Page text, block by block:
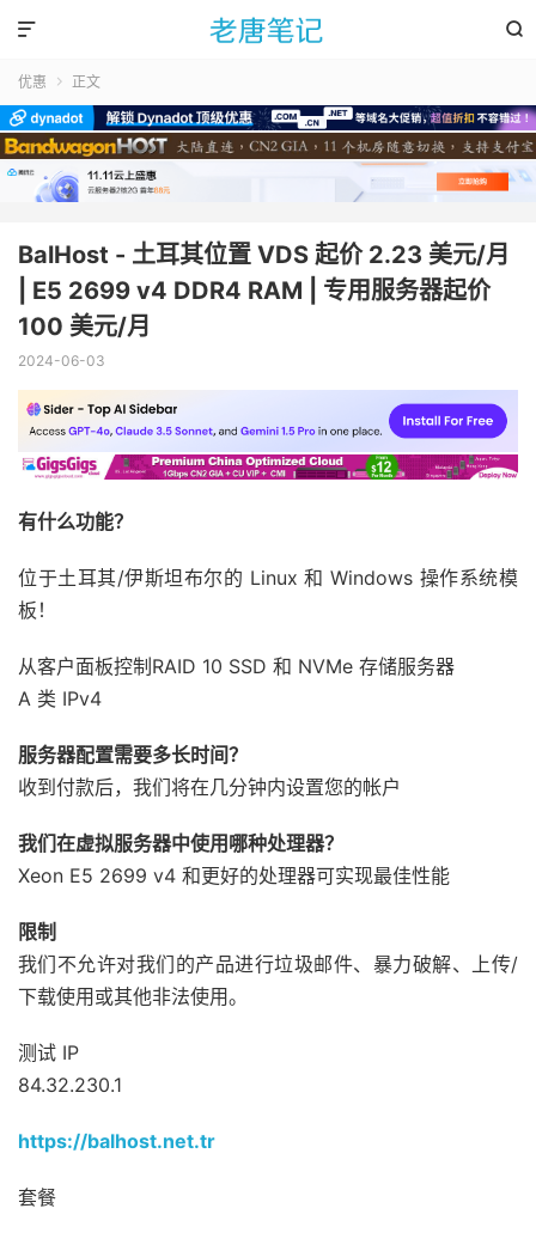


优惠  正文
BalHost - 土耳其位置 VDS 起价 2.23 美元/月
| E5 2699 v4 DDR4 RAM | 专用服务器起价
100 美元/月
2024-06-03
有什么功能？
位于土耳其/伊斯坦布尔的 Linux 和 Windows 操作系统模
板！
从客户面板控制RAID 10 SSD 和 NVMe 存储服务器
A 类 IPv4
服务器配置需要多长时间？
收到付款后，我们将在几分钟内设置您的帐户
我们在虚拟服务器中使用哪种处理器？
Xeon E5 2699 v4 和更好的处理器可实现最佳性能
限制
我们不允许对我们的产品进行垃圾邮件、暴力破解、上传/
下载使用或其他非法使用。
测试 IP
84.32.230.1
https://balhost.net.tr
套餐